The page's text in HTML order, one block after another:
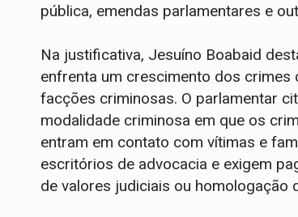
pública, emendas parlamentares e
Na justificativa, Jesuíno Boabaid
enfrenta um crescimento dos
facções criminosas. O parlamentar
modalidade criminosa em que os
entram em contato com vítimas e
escritórios de advocacia e exigem
de valores judiciais ou homologação